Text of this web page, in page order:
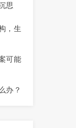
思
，生
可能
办？